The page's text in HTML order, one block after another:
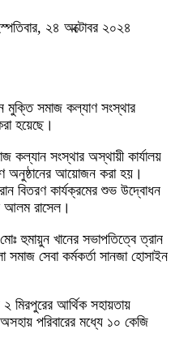
২৪ অক্টোবর ২০২৪
মুক্তি সমাজ কল্যাণ সংস্থার
হয়েছে।
কল্যান সংস্থার অস্থায়ী কার্যালয়
অনুষ্ঠানের আয়োজন করা হয়।
বিতরণ কার্যক্রমের শুভ উদ্বোধন
আলম রাসেল।
হুমায়ুন খানের সভাপতিত্বে ত্রান
সেবা কর্মকর্তা সানজা হোসাইন
২ মিরপুরের আর্থিক সহায়তায়
পরিবারের মধ্যে ১০ কেজি